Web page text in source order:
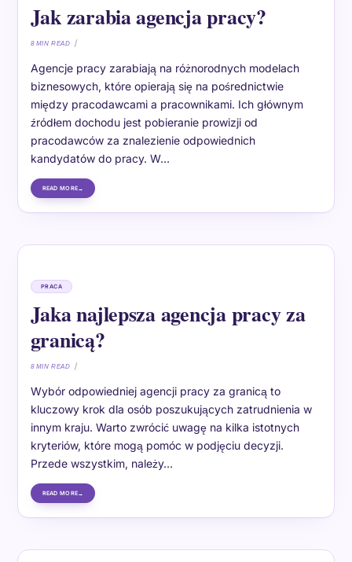
Jak zarabia agencja pracy?
8 MIN READ
Agencje pracy zarabiają na różnorodnych modelach
biznesowych, które opierają się na pośrednictwie
między pracodawcami a pracownikami. Ich głównym
źródłem dochodu jest pobieranie prowizji od
pracodawców za znalezienie odpowiednich
kandydatów do pracy. W…
READ MORE
PRACA
Jaka najlepsza agencja pracy za
granicą?
8 MIN READ
Wybór odpowiedniej agencji pracy za granicą to
kluczowy krok dla osób poszukujących zatrudnienia w
innym kraju. Warto zwrócić uwagę na kilka istotnych
kryteriów, które mogą pomóc w podjęciu decyzji.
Przede wszystkim, należy…
READ MORE